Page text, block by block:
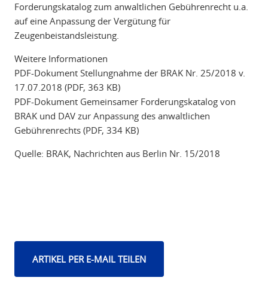
Forderungskatalog zum anwaltlichen Gebührenrecht u.a.
auf eine Anpassung der Vergütung für
Zeugenbeistandsleistung.
Weitere Informationen
PDF-Dokument Stellungnahme der BRAK Nr. 25/2018 v.
17.07.2018 (PDF, 363 KB)
PDF-Dokument Gemeinsamer Forderungskatalog von
BRAK und DAV zur Anpassung des anwaltlichen
Gebührenrechts (PDF, 334 KB)
Quelle: BRAK, Nachrichten aus Berlin Nr. 15/2018
ARTIKEL PER E-MAIL TEILEN